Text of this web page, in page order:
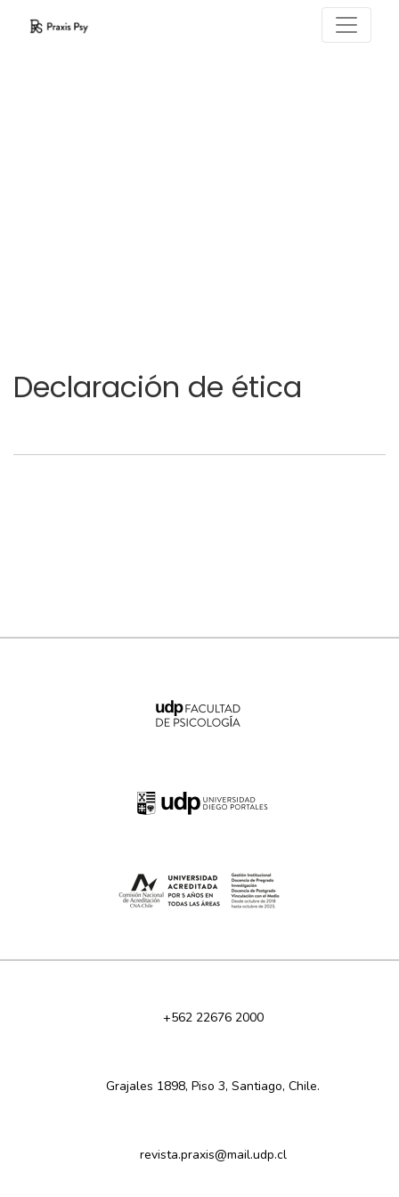
Declaración de ética
+562 22676 2000
Grajales 1898, Piso 3, Santiago, Chile.
revista.praxis@mail.udp.cl